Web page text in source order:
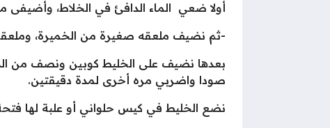
أولا ضعي الماء الدافئ في الخلاط،
-ثم نضيف ملعقه صغيرة من الخميرة،
بعدها نضيف على الخليط كوبين ونصف من
صودا واضربي مره أخرى لمدة دقيقتين.
نضع الخليط في كيس حلواني أو علبة لها